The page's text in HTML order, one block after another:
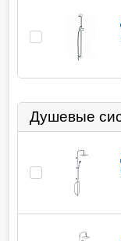
Душевые